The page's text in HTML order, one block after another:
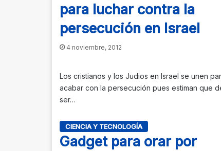
para luchar contra la
persecución en Israel
4 noviembre, 2012
Los cristianos y los Judios en Israel se unen
acabar con la persecución pues estiman que
ser…
CIENCIA Y TECNOLOGÍA
Gadget para orar por